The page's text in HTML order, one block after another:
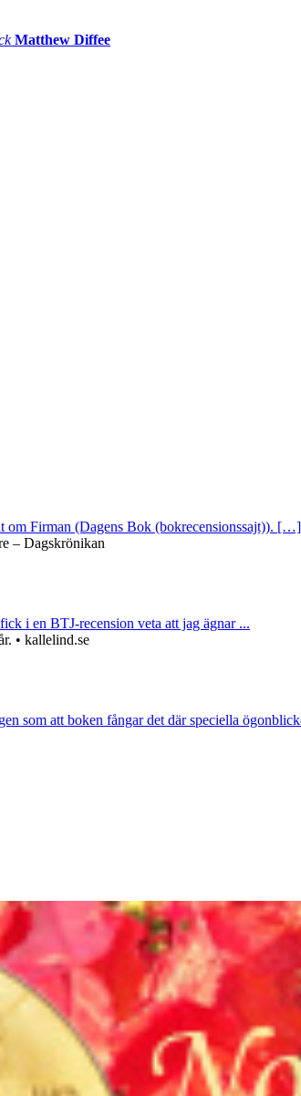
Matthew Diffee
om Firman (Dagens Bok (bokrecensionssajt)). […]
– Dagskrönikan
i en BTJ-recension veta att jag ägnar ...
• kallelind.se
som att boken fångar det där speciella